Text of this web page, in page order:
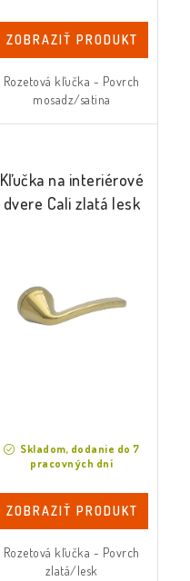
ZOBRAZIŤ PRODUKT
Rozetová kľučka - Povrch
mosadz/satina
Kľučka na interiérové
dvere Cali zlatá lesk
Skladom, dodanie do 7
pracovných dní
ZOBRAZIŤ PRODUKT
Rozetová kľučka - Povrch
zlatá/lesk